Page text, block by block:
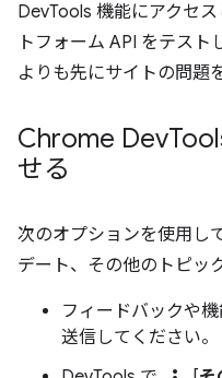
DevTools 機能にアクセ
トフォーム API をテス
よりも先にサイトの問題
Chrome Dev
せる
次のオプションを使用し
デート、その他のトピッ
フィードバックや
送信してください。